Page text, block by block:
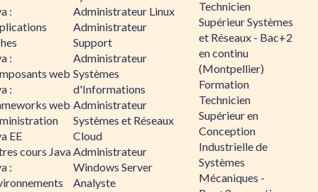
:
:
web
:
web
EE
cours Java
:
Administrateur Linux
Administrateur
Support
Administrateur
Systèmes
d'Informations
Administrateur
Systèmes et Réseaux
Cloud
Administrateur
Windows Server
Analyste
Technicien
Supérieur Systèmes
et Réseaux - Bac+2
en continu
(Montpellier)
Formation
Technicien
Supérieur en
Conception
Industrielle de
Systèmes
Mécaniques -